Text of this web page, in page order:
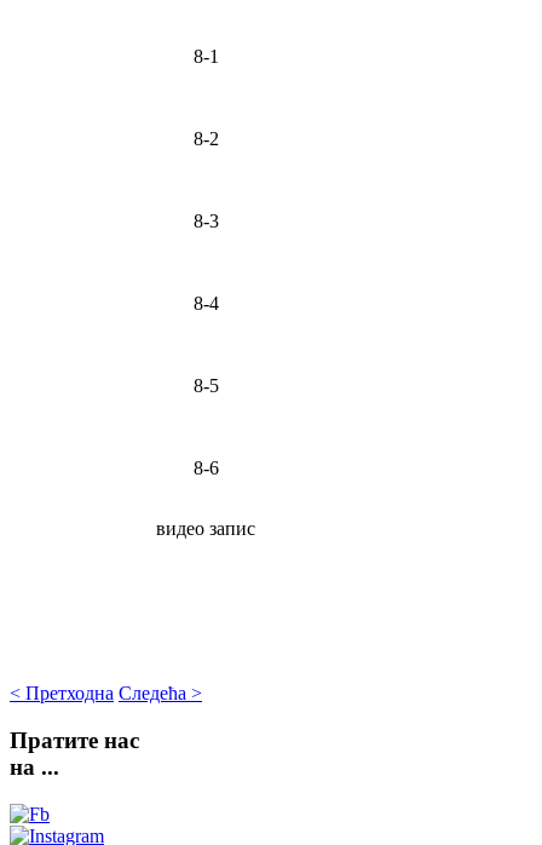
8-1
8-2
8-3
8-4
8-5
8-6
видео запис
< Претходна Следећа >
Пратите нас
на ...